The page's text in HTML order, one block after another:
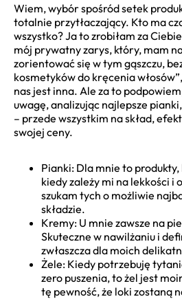
Wiem, wybór spośród setek
totalnie przytłaczający. Kto ma
wszystko? Ja to zrobiłam za
mój prywatny zarys, który, mam
zorientować się w tym gąszczu,
kosmetyków do kręcenia
nas jest inna. Ale za to
uwagę, analizując najlepsze
– przede wszystkim na skład,
swojej ceny.
Pianki: Dla mnie to
kiedy zależy mi na lekkości i
szukam tych o możliwie
składzie.
Kremy: U mnie zawsze na
Skuteczne w nawilżaniu i
zwłaszcza dla moich
Żele: Kiedy potrzebuję
zero puszenia, to żel jest
tę pewność, że loki zostaną